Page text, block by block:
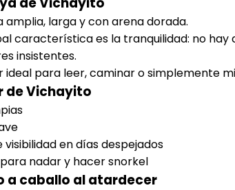
amplia, larga y con arena dorada.
característica es la tranquilidad: no
insistentes.
ideal para leer, caminar o simplemente
de Vichayito
visibilidad en días despejados
nadar y hacer snorkel
a caballo al atardecer